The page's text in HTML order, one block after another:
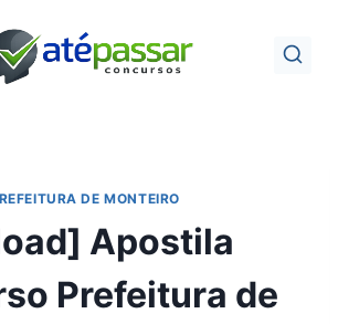
DE MONTEIRO
Apostila
Prefeitura de